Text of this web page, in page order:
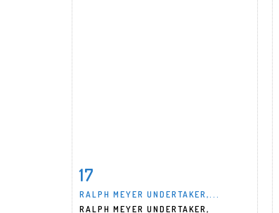
Fiche détaillée
17
RALPH MEYER UNDERTAKER,...
RALPH MEYER UNDERTAKER,